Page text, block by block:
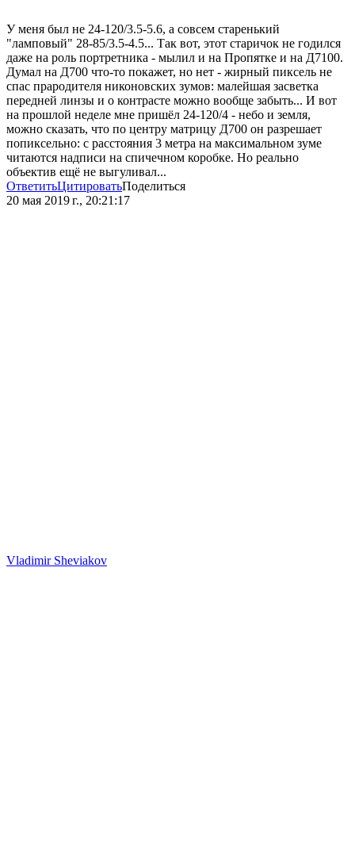
У меня был не 24-120/3.5-5.6, а совсем старенький
"ламповый" 28-85/3.5-4.5... Так вот, этот старичок не годился
даже на роль портретника - мылил и на Пропятке и на Д7100.
Думал на Д700 что-то покажет, но нет - жирный пиксель не
спас прародителя никоновских зумов: малейшая засветка
передней линзы и о контрасте можно вообще забыть... И вот
на прошлой неделе мне пришёл 24-120/4 - небо и земля,
можно сказать, что по центру матрицу Д700 он разрешает
попиксельно: с расстояния 3 метра на максимальном зуме
читаются надписи на спичечном коробке. Но реально
объектив ещё не выгуливал...
ОтветитьЦитироватьПоделиться
20 мая 2019 г., 20:21:17
Vladimir Sheviakov